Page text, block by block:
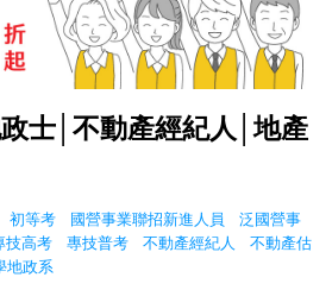
政士│不動產經紀人│地產
初等考 國營事業聯招新進人員
泛國營事
技高考 專技普考 不動產經紀人
不動產估
地政系